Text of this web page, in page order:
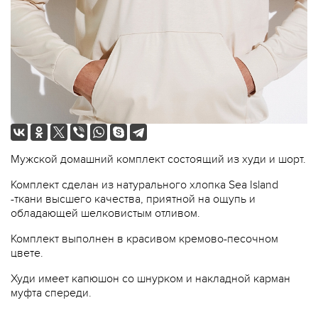
Мужской домашний комплект состоящий из худи и шорт.
Комплект сделан из натурального хлопка Sea Island
-ткани высшего качества, приятной на ощупь и
обладающей шелковистым отливом.
Комплект выполнен в красивом кремово-песочном
цвете.
Худи имеет капюшон со шнурком и накладной карман
муфта спереди.